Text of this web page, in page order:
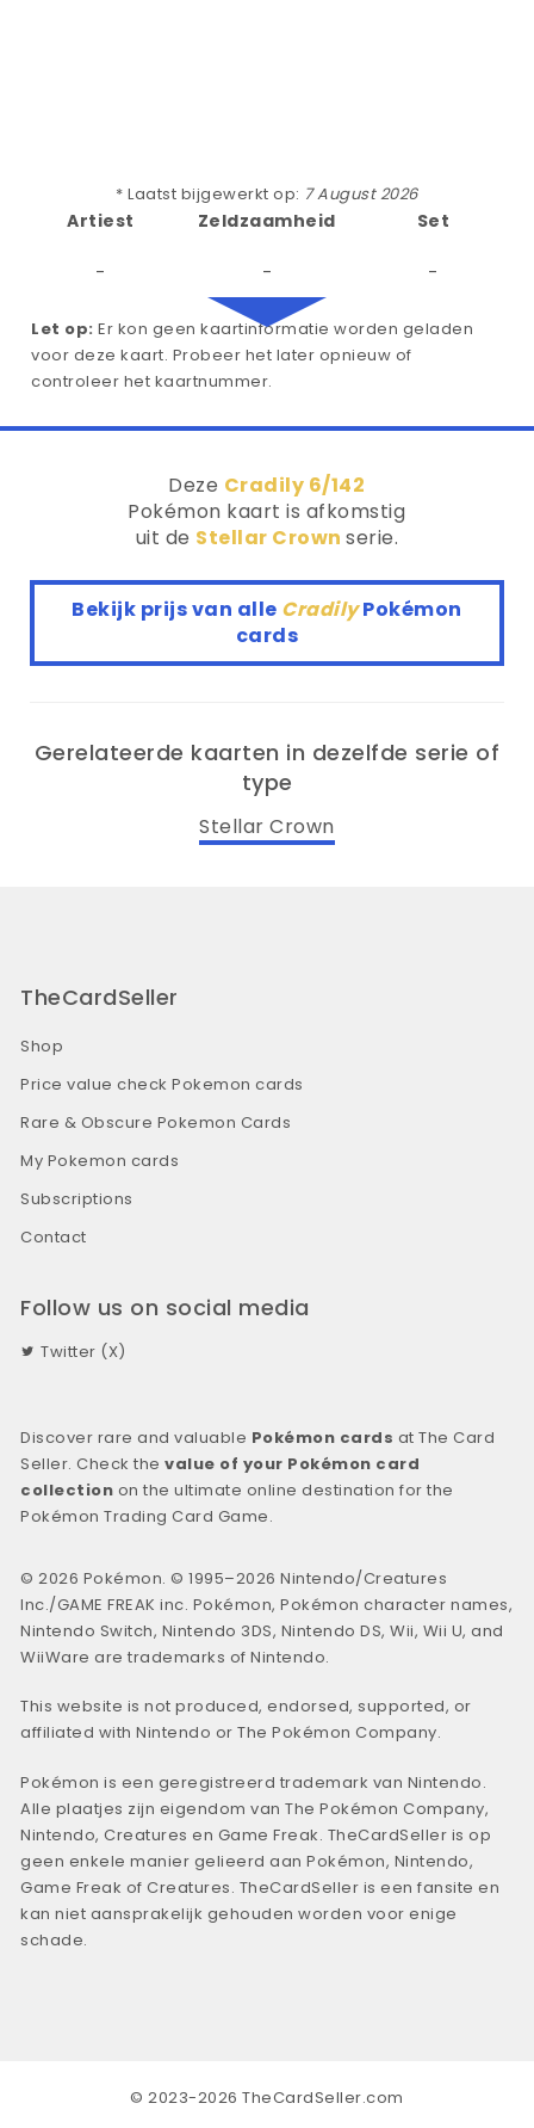
* Laatst bijgewerkt op: 7 August 2026
Artiest
-
Zeldzaamheid
-
Set
-
Let op: Er kon geen kaartinformatie worden geladen
voor deze kaart. Probeer het later opnieuw of
controleer het kaartnummer.
Deze Cradily 6/142
Pokémon kaart is afkomstig
uit de Stellar Crownserie.
Bekijk prijs van alle CradilyPokémon
cards
Gerelateerde kaarten in dezelfde serie of
type
Stellar Crown
TheCardSeller
Shop
Price value check Pokemon cards
Rare & Obscure Pokemon Cards
My Pokemon cards
Subscriptions
Contact
Follow us on social media
Twitter (X)
Discover rare and valuable Pokémon cards at The Card
Seller. Check thevalue of your Pokémon card
collection on the ultimate online destination for the
Pokémon Trading Card Game.
© 2026 Pokémon. © 1995–2026 Nintendo/Creatures
Inc./GAME FREAK inc. Pokémon, Pokémon character names,
Nintendo Switch, Nintendo 3DS, Nintendo DS, Wii, Wii U, and
WiiWare are trademarks of Nintendo.
This website is not produced, endorsed, supported, or
affiliated with Nintendo or The Pokémon Company.
Pokémon is een geregistreerd trademark van Nintendo.
Alle plaatjes zijn eigendom van The Pokémon Company,
Nintendo, Creatures en Game Freak. TheCardSeller is op
geen enkele manier gelieerd aan Pokémon, Nintendo,
Game Freak of Creatures. TheCardSeller is een fansite en
kan niet aansprakelijk gehouden worden voor enige
schade.
© 2023-2026 TheCardSeller.com